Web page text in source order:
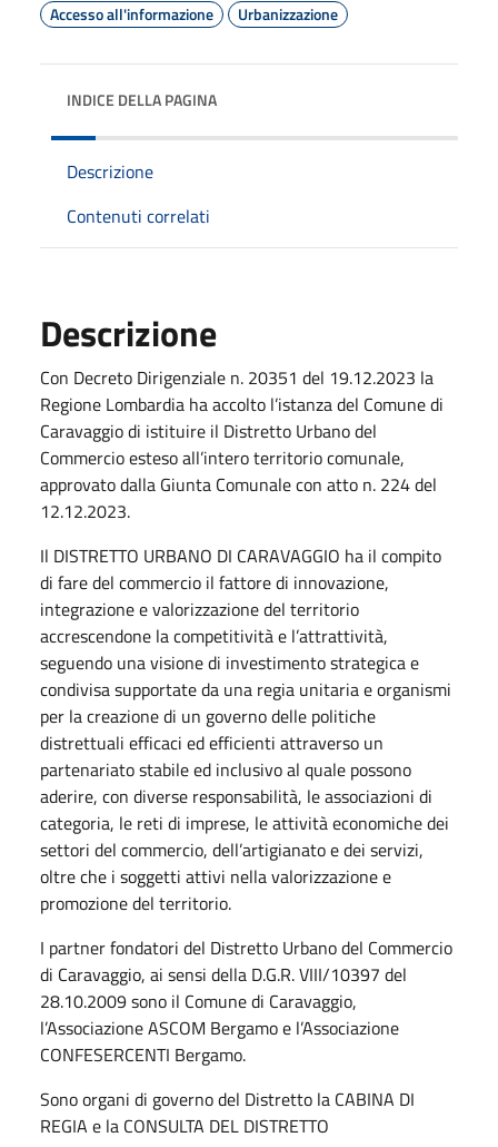
Accesso all'informazione
Urbanizzazione
INDICE DELLA PAGINA
Descrizione
Contenuti correlati
Descrizione
Con Decreto Dirigenziale n. 20351 del 19.12.2023 la
Regione Lombardia ha accolto l’istanza del Comune di
Caravaggio di istituire il Distretto Urbano del
Commercio esteso all’intero territorio comunale,
approvato dalla Giunta Comunale con atto n. 224 del
12.12.2023.
Il DISTRETTO URBANO DI CARAVAGGIO ha il compito
di fare del commercio il fattore di innovazione,
integrazione e valorizzazione del territorio
accrescendone la competitività e l’attrattività,
seguendo una visione di investimento strategica e
condivisa supportate da una regia unitaria e organismi
per la creazione di un governo delle politiche
distrettuali efficaci ed efficienti attraverso un
partenariato stabile ed inclusivo al quale possono
aderire, con diverse responsabilità, le associazioni di
categoria, le reti di imprese, le attività economiche dei
settori del commercio, dell’artigianato e dei servizi,
oltre che i soggetti attivi nella valorizzazione e
promozione del territorio.
I partner fondatori del Distretto Urbano del Commercio
di Caravaggio, ai sensi della D.G.R. VIII/10397 del
28.10.2009 sono il Comune di Caravaggio,
l’Associazione ASCOM Bergamo e l’Associazione
CONFESERCENTI Bergamo.
Sono organi di governo del Distretto la CABINA DI
REGIA e la CONSULTA DEL DISTRETTO